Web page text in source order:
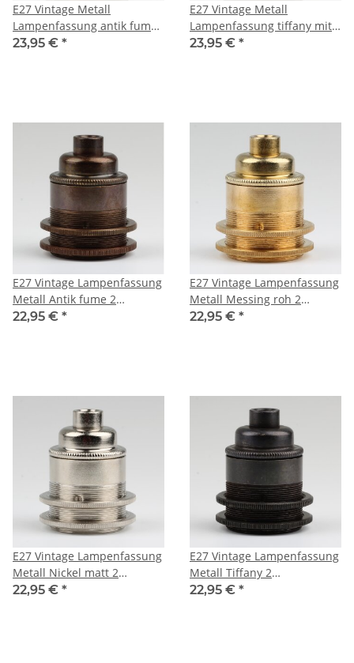
E27 Vintage Metall
Lampenfassung antik fume
mit Klemmnippel
23,95 € *
E27 Vintage Metall
Lampenfassung tiffany mit
Klemmnippel Zugentlaster
23,95 € *
E27 Vintage Lampenfassung
Metall Antik fume 2
Schraubringe ohne
22,95 € *
E27 Vintage Lampenfassung
Metall Messing roh 2
Schraubringe ohne
22,95 € *
E27 Vintage Lampenfassung
Metall Nickel matt 2
Schraubringe ohne
22,95 € *
E27 Vintage Lampenfassung
Metall Tiffany 2
Schraubringe ohne
22,95 € *